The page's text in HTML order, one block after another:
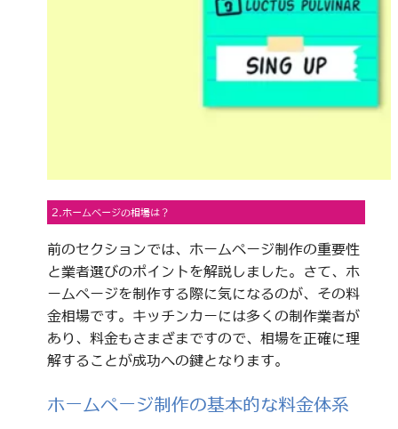
2.ホームページの相場は？
前のセクションでは、ホームページ制作の重要性
と業者選びのポイントを解説しました。さて、ホ
ームページを制作する際に気になるのが、その料
金相場です。キッチンカーには多くの制作業者が
あり、料金もさまざまですので、相場を正確に理
解することが成功への鍵となります。
ホームページ制作の基本的な料金体系